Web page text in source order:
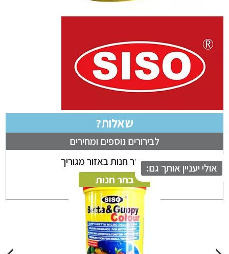
שאלות?
לבירורים נוספים ומחירים
ניתן לבחור חנות באזור מגוריך
בחר חנות
יעניין אותך גם: